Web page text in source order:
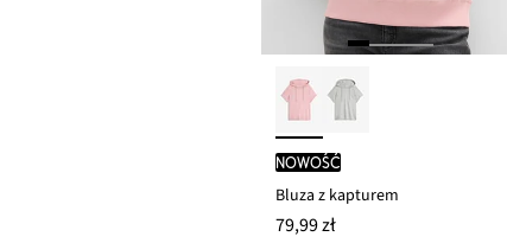
nowość
Bluza z kapturem
79,99 zł